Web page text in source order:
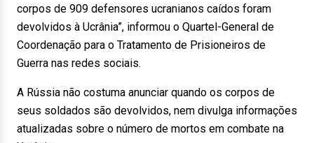
corpos de 909 defensores ucranianos caídos foram
devolvidos à Ucrânia”, informou o Quartel-General de
Coordenação para o Tratamento de Prisioneiros de
Guerra nas redes sociais.
A Rússia não costuma anunciar quando os corpos de
seus soldados são devolvidos, nem divulga informações
atualizadas sobre o número de mortos em combate na